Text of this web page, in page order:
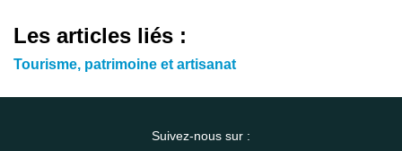
Les articles liés :
Tourisme, patrimoine et artisanat
Suivez-nous sur :